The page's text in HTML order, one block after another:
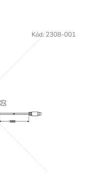
Kód: 2308-001